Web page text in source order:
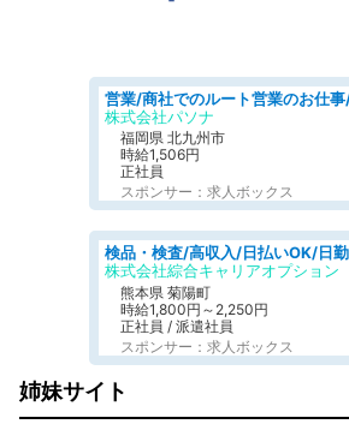
株式会社パソナ
福岡県 北九州市
時給1,506円
正社員
スポンサー：求人ボックス
株式会社綜合キャリアオプション
熊本県 菊陽町
時給1,800円～2,250円
正社員 / 派遣社員
スポンサー：求人ボックス
姉妹サイト